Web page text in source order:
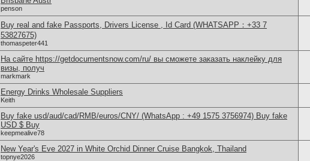
penson
Buy real and fake Passports, Drivers License , Id Card (WHATSAPP：+33 7
53827675)
thomaspeter441
На сайте https://getdocumentsnow.com/ru/ вы сможете заказать наклейку для
визы, получ
markmark
Energy Drinks Wholesale Suppliers
Keith
Buy fake usd/aud/cad/RMB/euros/CNY/ (WhatsApp : +49 1575 3756974) Buy fake
USD $ Buy
keepmealive78
New Year's Eve 2027 in White Orchid Dinner Cruise Bangkok, Thailand
topnye2026